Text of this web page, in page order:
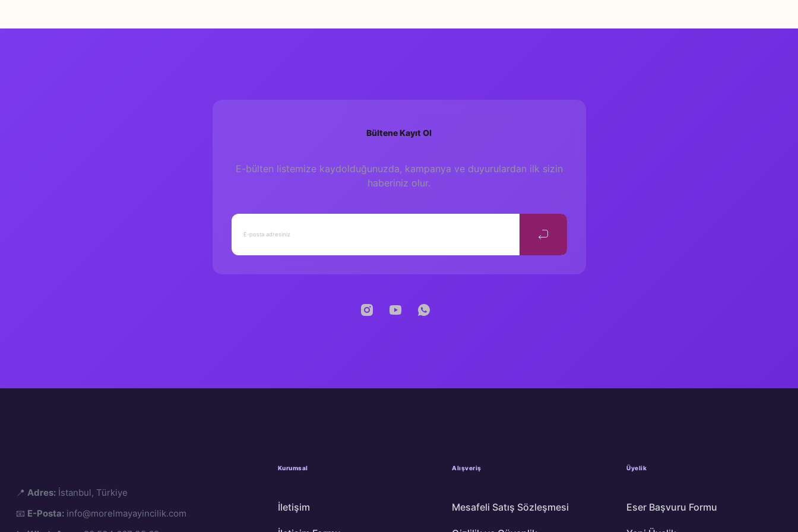
Bültene Kayıt Ol
E-bülten listemize kaydolduğunuzda, kampanya ve duyurulardan ilk sizin
haberiniz olur.
📍 Adres: İstanbul, Türkiye
📧 E-Posta: info@morelmayayincilik.com
Kurumsal
İletişim
Alışveriş
Mesafeli Satış Sözleşmesi
Üyelik
Eser Başvuru Formu